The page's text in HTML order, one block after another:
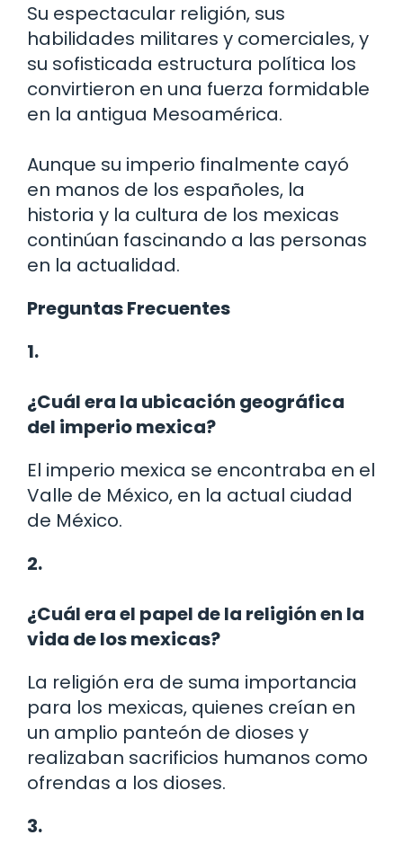
Su espectacular religión, sus
habilidades militares y comerciales, y
su sofisticada estructura política los
convirtieron en una fuerza formidable
en la antigua Mesoamérica.
Aunque su imperio finalmente cayó
en manos de los españoles, la
historia y la cultura de los mexicas
continúan fascinando a las personas
en la actualidad.
Preguntas Frecuentes
1.
¿Cuál era la ubicación geográfica
del imperio mexica?
El imperio mexica se encontraba en el
Valle de México, en la actual ciudad
de México.
2.
¿Cuál era el papel de la religión en la
vida de los mexicas?
La religión era de suma importancia
para los mexicas, quienes creían en
un amplio panteón de dioses y
realizaban sacrificios humanos como
ofrendas a los dioses.
3.